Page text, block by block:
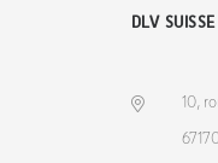
DLV SUISSE
10,